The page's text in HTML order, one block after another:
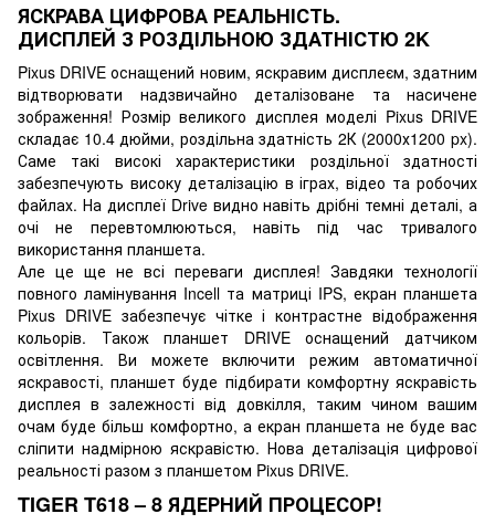
ЯСКРАВА ЦИФРОВА РЕАЛЬНІСТЬ.
ДИСПЛЕЙ З РОЗДІЛЬНОЮ ЗДАТНІСТЮ 2K
Pixus DRIVE оснащений новим, яскравим дисплеєм, здатним
відтворювати надзвичайно деталізоване та насичене
зображення! Розмір великого дисплея моделі Pixus DRIVE
складає 10.4 дюйми, роздільна здатність 2К (2000х1200 px).
Саме такі високі характеристики роздільної здатності
забезпечують високу деталізацію в іграх, відео та робочих
файлах. На дисплеї Drive видно навіть дрібні темні деталі, а
очі не перевтомлюються, навіть під час тривалого
використання планшета.
Але це ще не всі переваги дисплея! Завдяки технології
повного ламінування Incell та матриці IPS, екран планшета
Pixus DRIVE забезпечує чітке і контрастне відображення
кольорів. Також планшет DRIVE оснащений датчиком
освітлення. Ви можете включити режим автоматичної
яскравості, планшет буде підбирати комфортну яскравість
дисплея в залежності від довкілля, таким чином вашим
очам буде більш комфортно, а екран планшета не буде вас
сліпити надмірною яскравістю. Нова деталізація цифрової
реальності разом з планшетом Pixus DRIVE.
TIGER T618 – 8 ЯДЕРНИЙ ПРОЦЕСОР!